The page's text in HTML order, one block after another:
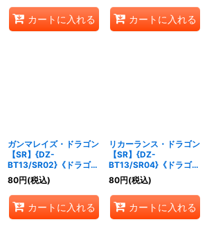
カートに入れる カートに入れる
ガンマレイズ・ドラゴン
【SR】{DZ-
BT13/SR02}《ドラゴン
エンパイア》
80円(税込)
カートに入れる
リカーランス・ドラゴン
【SR】{DZ-
BT13/SR04}《ドラゴン
エンパイア》
80円(税込)
カートに入れる